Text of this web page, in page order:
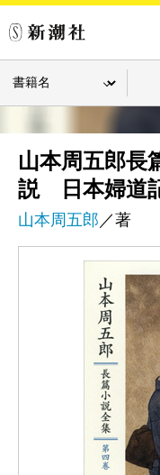
山本周五郎
説 日本婦道
山本周五郎 ／著